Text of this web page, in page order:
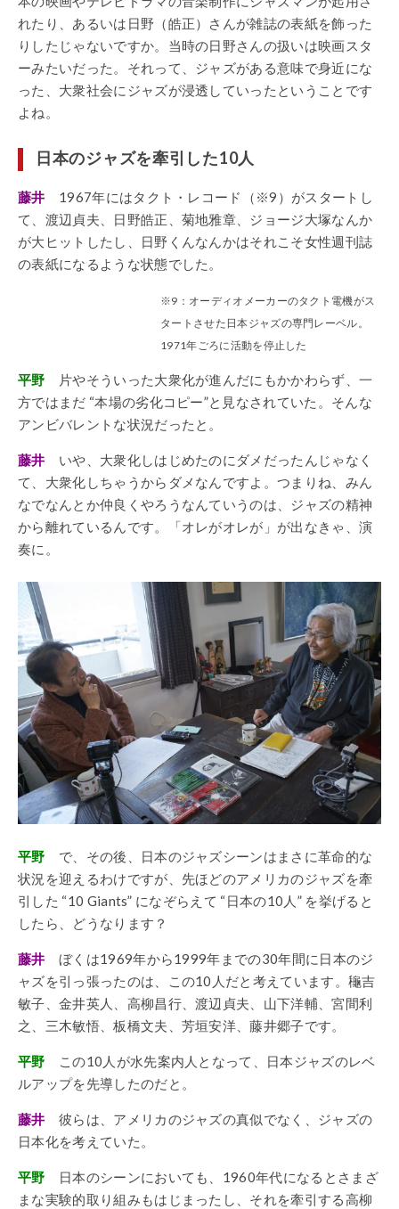
れたり、あるいは日野（皓正）さんが雑誌の表紙を飾った
りしたじゃないですか。当時の日野さんの扱いは映画スタ
ーみたいだった。それって、ジャズがある意味で身近にな
った、大衆社会にジャズが浸透していったということです
よね。
日本のジャズを牽引した10人
藤井 1967年にはタクト・レコード（※9）がスタートし
て、渡辺貞夫、日野皓正、菊地雅章、ジョージ大塚なんか
が大ヒットしたし、日野くんなんかはそれこそ女性週刊誌
の表紙になるような状態でした。
※9：オーディオメーカーのタクト電機がス
タートさせた日本ジャズの専門レーベル。
1971年ごろに活動を停止した
平野 片やそういった大衆化が進んだにもかかわらず、一
方ではまだ “本場の劣化コピー”と見なされていた。そんな
アンビバレントな状況だったと。
藤井 いや、大衆化しはじめたのにダメだったんじゃなく
て、大衆化しちゃうからダメなんですよ。つまりね、みん
なでなんとか仲良くやろうなんていうのは、ジャズの精神
から離れているんです。「オレがオレが」が出なきゃ、演
奏に。
平野 で、その後、日本のジャズシーンはまさに革命的な
状況を迎えるわけですが、先ほどのアメリカのジャズを牽
引した “10 Giants” になぞらえて “日本の10人” を挙げると
したら、どうなります？
藤井 ぼくは1969年から1999年までの30年間に日本のジ
ャズを引っ張ったのは、この10人だと考えています。龝吉
敏子、金井英人、高柳昌行、渡辺貞夫、山下洋輔、宮間利
之、三木敏悟、板橋文夫、芳垣安洋、藤井郷子です。
平野 この10人が水先案内人となって、日本ジャズのレベ
ルアップを先導したのだと。
藤井 彼らは、アメリカのジャズの真似でなく、ジャズの
日本化を考えていた。
平野 日本のシーンにおいても、1960年代になるとさまざ
まな実験的取り組みもはじまったし、それを牽引する高柳